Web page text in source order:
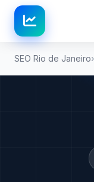
SEO Rio de Janeiro